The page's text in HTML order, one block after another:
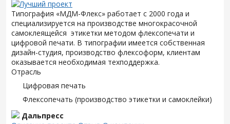
Типография «МДМ-Флекс» работает с 2000 года и
специализируется на производстве многокрасочной
самоклеящейся этикетки методом флексопечати и
цифровой печати. В типографии имеется собственная
дизайн-студия, производство флексоформ, клиентам
оказывается необходимая техподдержка.
Отрасль
Цифровая печать
Флексопечать (производство этикетки и самоклейки)
Дальпресс